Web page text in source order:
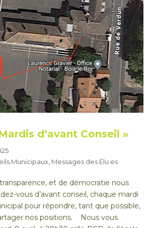
d’avant Conseil »
Municipaux Messages des Élu·es
et de démocratie nous
vous d’avant conseil, chaque mardi
pour répondre, tant que possible,
nos positions. Nous vous